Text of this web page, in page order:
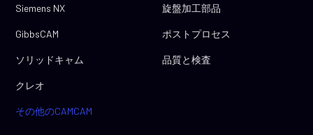
Siemens NX
GibbsCAM
ソリッドキャム
クレオ
その他のCAMCAM
旋盤加工部品
ポストプロセス
品質と検査